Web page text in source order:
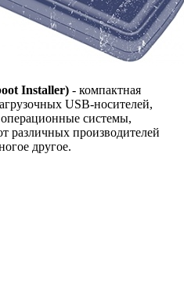
Installer) - компактная
USB-носителей,
системы,
различных производителей
другое.